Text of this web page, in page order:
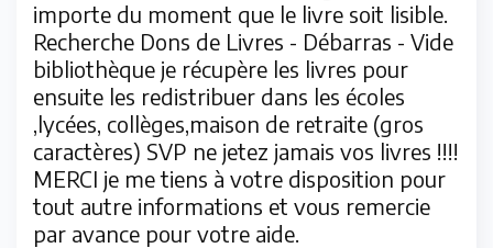
importe du moment que le livre soit lisible.
Recherche Dons de Livres - Débarras - Vide
bibliothèque je récupère les livres pour
ensuite les redistribuer dans les écoles
,lycées, collèges,maison de retraite (gros
caractères) SVP ne jetez jamais vos livres !!!!
MERCI je me tiens à votre disposition pour
tout autre informations et vous remercie
par avance pour votre aide.